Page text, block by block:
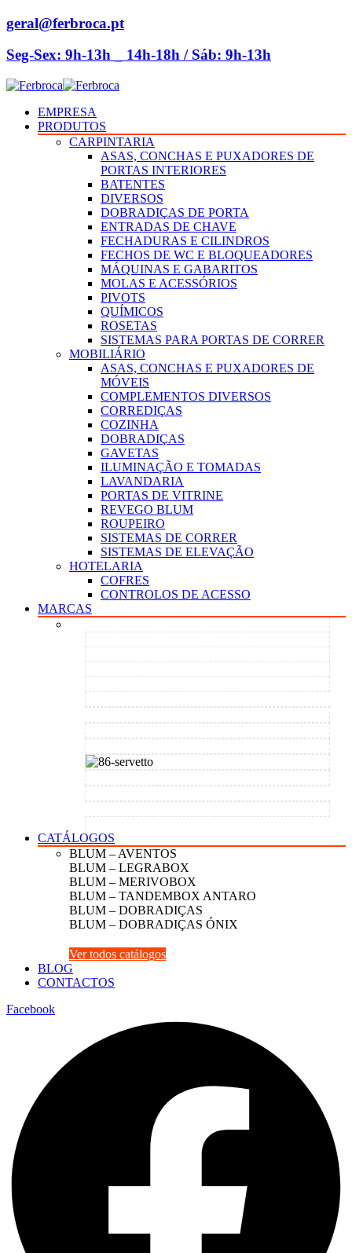
geral@ferbroca.pt
Seg-Sex: 9h-13h _ 14h-18h / Sáb: 9h-13h
EMPRESA
PRODUTOS
CARPINTARIA
ASAS, CONCHAS E PUXADORES DE
PORTAS INTERIORES
BATENTES
DIVERSOS
DOBRADIÇAS DE PORTA
ENTRADAS DE CHAVE
FECHADURAS E CILINDROS
FECHOS DE WC E BLOQUEADORES
MÁQUINAS E GABARITOS
MOLAS E ACESSÓRIOS
PIVOTS
QUÍMICOS
ROSETAS
SISTEMAS PARA PORTAS DE CORRER
MOBILIÁRIO
ASAS, CONCHAS E PUXADORES DE
MÓVEIS
COMPLEMENTOS DIVERSOS
CORREDIÇAS
COZINHA
DOBRADIÇAS
GAVETAS
ILUMINAÇÃO E TOMADAS
LAVANDARIA
PORTAS DE VITRINE
REVEGO BLUM
ROUPEIRO
SISTEMAS DE CORRER
SISTEMAS DE ELEVAÇÃO
HOTELARIA
COFRES
CONTROLOS DE ACESSO
MARCAS
CATÁLOGOS
BLUM – AVENTOS
BLUM – LEGRABOX
BLUM – MERIVOBOX
BLUM – TANDEMBOX ANTARO
BLUM – DOBRADIÇAS
BLUM – DOBRADIÇAS ÓNIX
Ver todos catálogos
BLOG
CONTACTOS
Facebook